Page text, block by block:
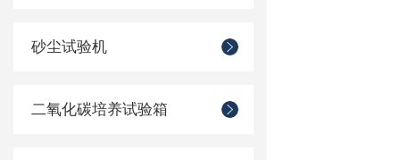
砂尘试验机
二氧化碳培养试验箱